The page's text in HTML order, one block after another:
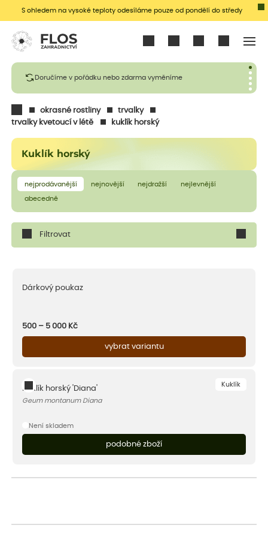
S ohledem na vysoké teploty odesíláme pouze od pondělí do středy
Doručíme v pořádku nebo zdarma vyměníme
okrasné rostliny
trvalky
trvalky kvetoucí v létě
kuklík horský
Kuklík horský
nejprodávanější nejnovější nejdražší nejlevnější
abecedně
Filtrovat
Dárkový poukaz
500 – 5 000 Kč
vybrat variantu
Kuklík
Kuklík horský 'Diana'
Geum montanum Diana
Není skladem
podobné zboží